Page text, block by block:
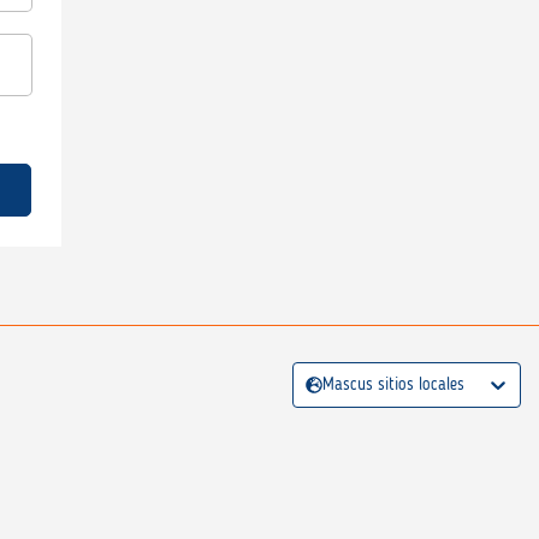
Mascus sitios locales